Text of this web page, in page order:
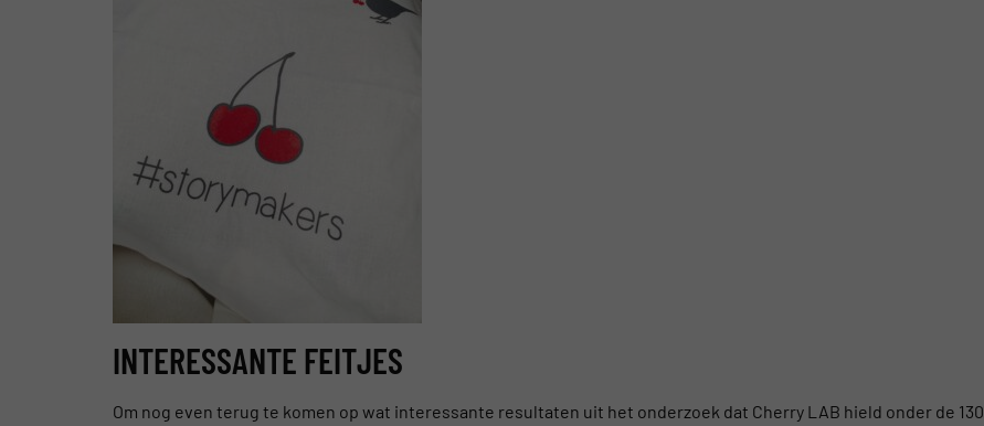
INTERESSANTE FEITJES
Om nog even terug te komen op wat interessante resultaten uit het onderzoek dat Cherry LAB hield onder de 130